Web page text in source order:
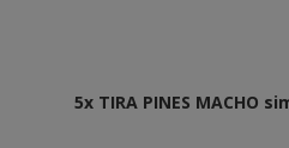
5x TIRA PINES MACHO